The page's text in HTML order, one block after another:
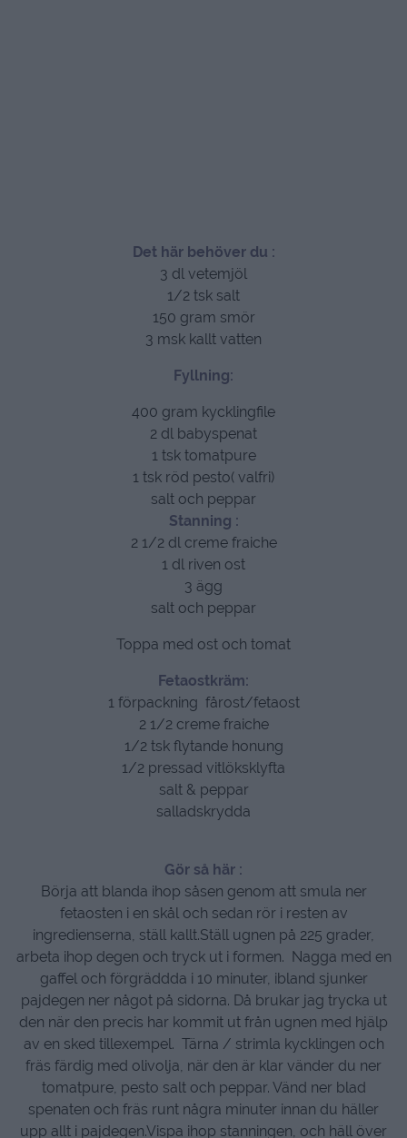
Det här behöver du :
3 dl vetemjöl
1/2 tsk salt
150 gram smör
3 msk kallt vatten
Fyllning:
400 gram kycklingfile
2 dl babyspenat
1 tsk tomatpure
1 tsk röd pesto( valfri)
salt och peppar
Stanning :
2 1/2 dl creme fraiche
1 dl riven ost
3 ägg
salt och peppar
Toppa med ost och tomat
Fetaostkräm:
1 förpackning fårost/fetaost
2 1/2 creme fraiche
1/2 tsk flytande honung
1/2 pressad vitlöksklyfta
salt & peppar
salladskrydda
Gör så här :
Börja att blanda ihop såsen genom att smula ner
fetaosten i en skål och sedan rör i resten av
ingredienserna, ställ kallt.Ställ ugnen på 225 grader,
arbeta ihop degen och tryck ut i formen. Nagga med en
gaffel och förgräddda i 10 minuter, ibland sjunker
pajdegen ner något på sidorna. Då brukar jag trycka ut
den när den precis har kommit ut från ugnen med hjälp
av en sked tillexempel. Tärna / strimla kycklingen och
fräs färdig med olivolja, när den är klar vänder du ner
tomatpure, pesto salt och peppar. Vänd ner blad
spenaten och fräs runt några minuter innan du häller
upp allt i pajdegen.Vispa ihop stanningen, och häll över